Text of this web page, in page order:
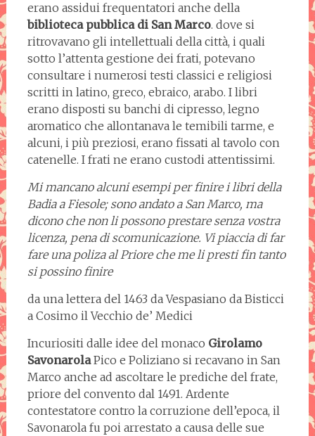
erano assidui frequentatori anche della
biblioteca pubblica di San Marco. dove si
ritrovavano gli intellettuali della città, i quali
sotto l’attenta gestione dei frati, potevano
consultare i numerosi testi classici e religiosi
scritti in latino, greco, ebraico, arabo. I libri
erano disposti su banchi di cipresso, legno
aromatico che allontanava le temibili tarme, e
alcuni, i più preziosi, erano fissati al tavolo con
catenelle. I frati ne erano custodi attentissimi.
Mi mancano alcuni esempi per finire i libri della
Badia a Fiesole; sono andato a San Marco, ma
dicono che non li possono prestare senza vostra
licenza, pena di scomunicazione. Vi piaccia di far
fare una poliza al Priore che me li presti fin tanto
si possino finire
da una lettera del 1463 da Vespasiano da Bisticci
a Cosimo il Vecchio de’ Medici
Incuriositi dalle idee del monaco Girolamo
SavonarolaPico e Poliziano si recavano in San
Marco anche ad ascoltare le prediche del frate,
priore del convento dal 1491. Ardente
contestatore contro la corruzione dell’epoca, il
Savonarola fu poi arrestato a causa delle sue